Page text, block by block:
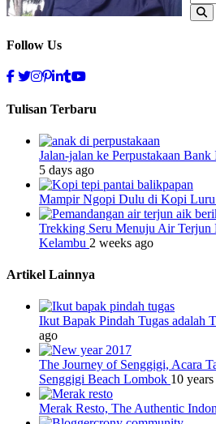
Follow Us
Tulisan Terbaru
Jalan-jalan ke Perpustakaan
5 days ago
Mampir Ngopi Dulu di Kopi Luru
Trekking Seru Menuju Air Terjun
Kelambu 2 weeks ago
Artikel Lainnya
Ikut Bapak Pindah Tugas adalah
ago
The Journey of Senggigi, Acara
Senggigi Beach Lombok 10
Merak Resto, The Authentic